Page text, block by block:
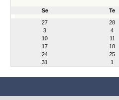
Se Te
27
28
3
4
10
11
17
18
24
25
31
1